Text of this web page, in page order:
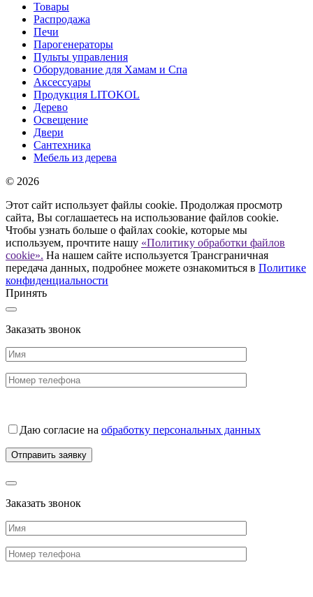
Товары
Распродажа
Печи
Парогенераторы
Пульты управления
Оборудование для Хамам и Спа
Аксессуары
Продукция LITOKOL
Дерево
Освещение
Двери
Сантехника
Мебель из дерева
© 2026
Этот сайт использует файлы cookie. Продолжая просмотр
сайта, Вы соглашаетесь на использование файлов cookie.
Чтобы узнать больше о файлах cookie, которые мы
используем, прочтите нашу «Политику обработки файлов
cookie». На нашем сайте используется Трансграничная
передача данных, подробнее можете ознакомиться в Политике
конфиденциальности
Принять
Заказать звонок
Даю согласие на обработку персональных данных
Заказать звонок